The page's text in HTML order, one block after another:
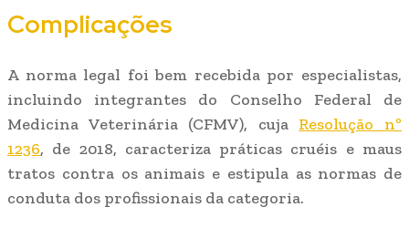
Complicações
A norma legal foi bem recebida por especialistas,
incluindo integrantes do Conselho Federal de
Medicina Veterinária (CFMV), cuja Resolução nº
1236, de 2018, caracteriza práticas cruéis e maus
tratos contra os animais e estipula as normas de
conduta dos profissionais da categoria.